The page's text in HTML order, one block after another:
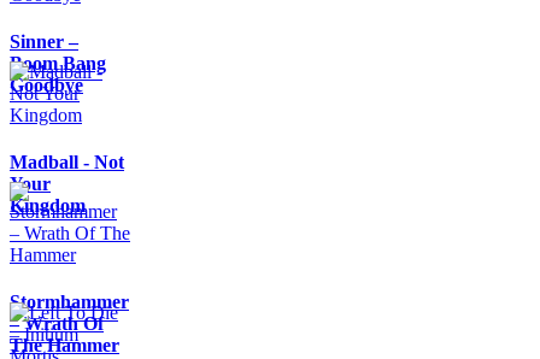
Sinner –
Boom Bang
Goodbye
Madball - Not
Your
Kingdom
Stormhammer
– Wrath Of
The Hammer